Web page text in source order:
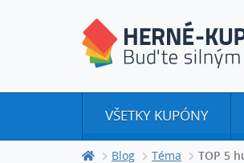
VŠETKY KUPÓNY
Blog Téma TOP 5